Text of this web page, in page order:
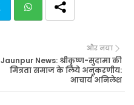
ats
और नया
Jaunpur News: श्रीकृष्ण-सुदामा की
मित्रता समाज के लिये अनुकरणीय:
आचार्य अनिलेश